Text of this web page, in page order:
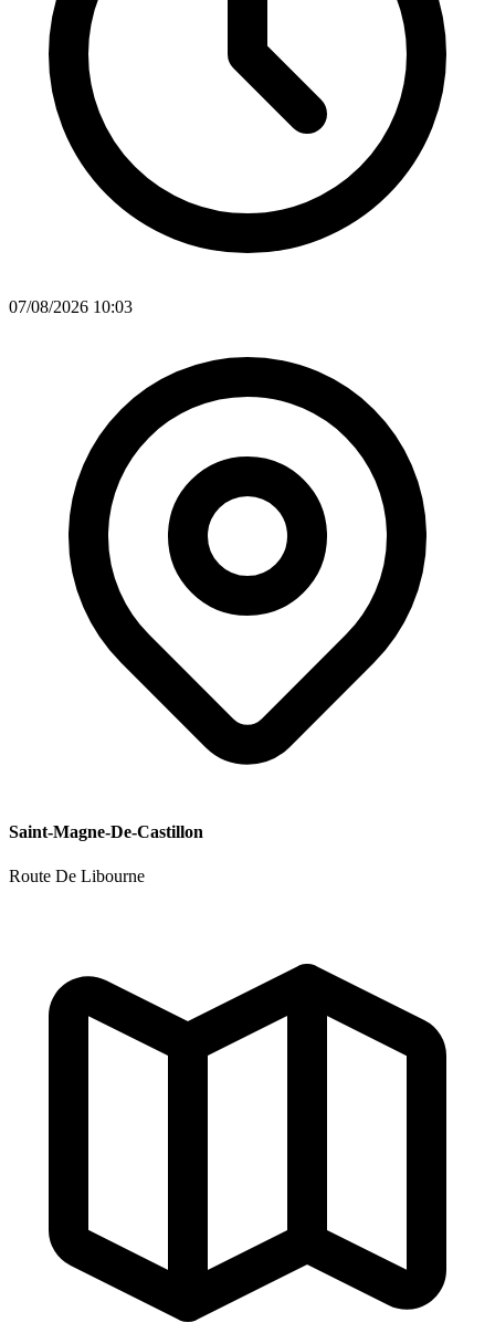
07/08/2026 10:03
Saint-Magne-De-Castillon
Route De Libourne